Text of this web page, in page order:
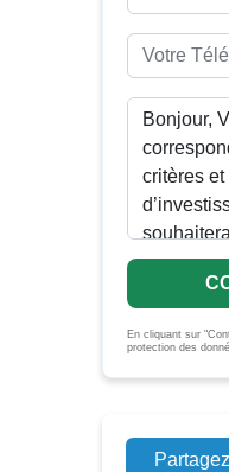
En cliquant sur
protection des